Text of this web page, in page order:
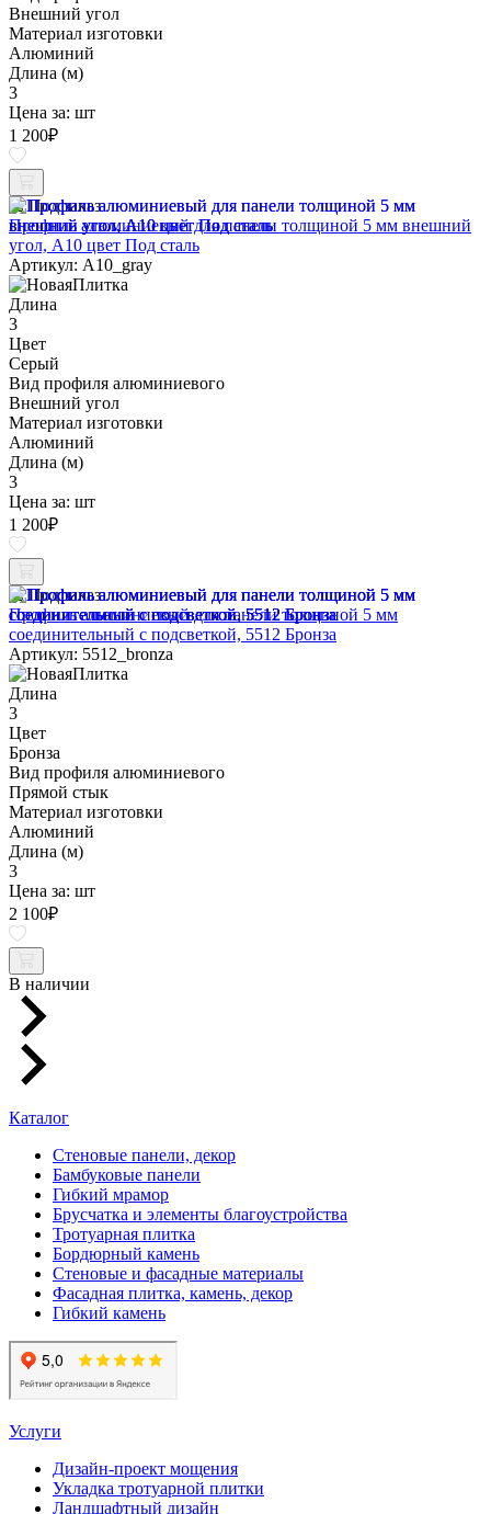
Внешний угол
Материал изготовки
Алюминий
Длина (м)
3
Цена за: шт
1 200₽
Под заказ
Профиль алюминиевый для панели толщиной 5 мм внешний
угол, A10 цвет Под сталь
Артикул: A10_gray
Длина
3
Цвет
Серый
Вид профиля алюминиевого
Внешний угол
Материал изготовки
Алюминий
Длина (м)
3
Цена за: шт
1 200₽
Под заказ
Профиль алюминиевый для панели толщиной 5 мм
соединительный с подсветкой, 5512 Бронза
Артикул: 5512_bronza
Длина
3
Цвет
Бронза
Вид профиля алюминиевого
Прямой стык
Материал изготовки
Алюминий
Длина (м)
3
Цена за: шт
2 100₽
В наличии
Каталог
Стеновые панели, декор
Бамбуковые панели
Гибкий мрамор
Брусчатка и элементы благоустройства
Тротуарная плитка
Бордюрный камень
Стеновые и фасадные материалы
Фасадная плитка, камень, декор
Гибкий камень
Услуги
Дизайн-проект мощения
Укладка тротуарной плитки
Ландшафтный дизайн